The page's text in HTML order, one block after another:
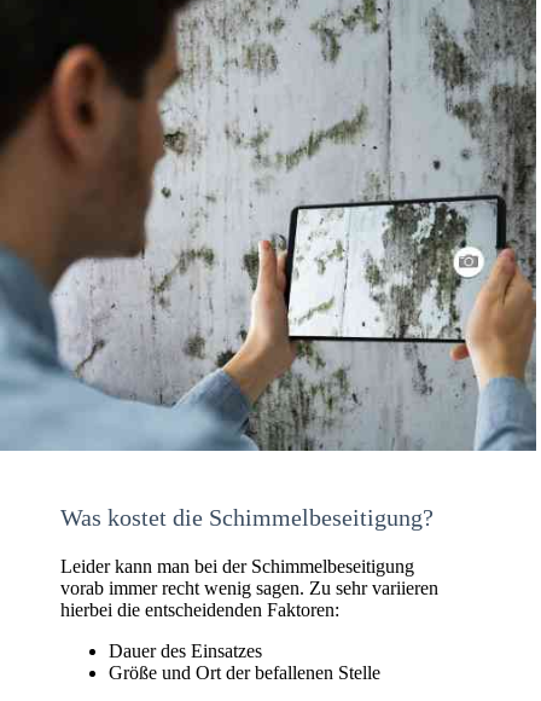
Was kostet die Schimmelbeseitigung?
Leider kann man bei der Schimmelbeseitigung
vorab immer recht wenig sagen. Zu sehr variieren
hierbei die entscheidenden Faktoren:
Dauer des Einsatzes
Größe und Ort der befallenen Stelle